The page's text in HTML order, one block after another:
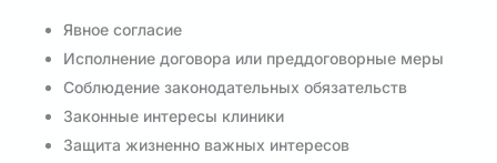
Явное согласие
Исполнение договора или преддоговорные меры
Соблюдение законодательных обязательств
Законные интересы клиники
Защита жизненно важных интересов